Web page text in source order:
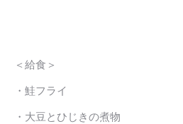
＜給食＞
・鮭フライ
・大豆とひじきの煮物